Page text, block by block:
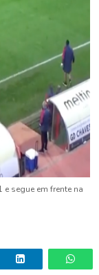
segue em frente na